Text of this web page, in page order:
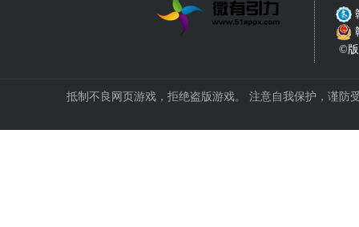
©版
抵制不良网页游戏，拒绝盗版游戏。 注意自我保护，谨防